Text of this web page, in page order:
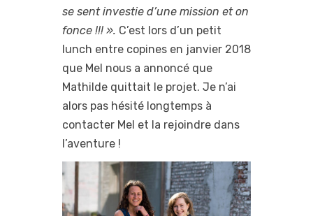
se sent investie d’une mission et on
fonce !!! ». C’est lors d’un petit
lunch entre copines en janvier 2018
que Mel nous a annoncé que
Mathilde quittait le projet. Je n’ai
alors pas hésité longtemps à
contacter Mel et la rejoindre dans
l’aventure !